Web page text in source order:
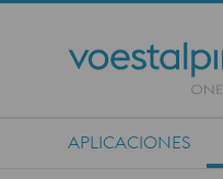
APLICACIONES